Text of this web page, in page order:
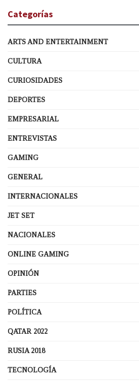
Categorías
ARTS AND ENTERTAINMENT
CULTURA
CURIOSIDADES
DEPORTES
EMPRESARIAL
ENTREVISTAS
GAMING
GENERAL
INTERNACIONALES
JET SET
NACIONALES
ONLINE GAMING
OPINIÓN
PARTIES
POLÍTICA
QATAR 2022
RUSIA 2018
TECNOLOGÍA